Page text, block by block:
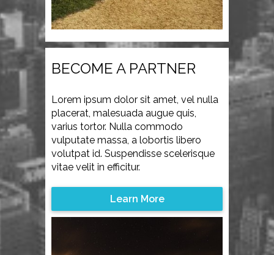
BECOME A PARTNER
Lorem ipsum dolor sit amet, vel nulla
placerat, malesuada augue quis,
varius tortor. Nulla commodo
vulputate massa, a lobortis libero
volutpat id. Suspendisse scelerisque
vitae velit in efficitur.
Learn More